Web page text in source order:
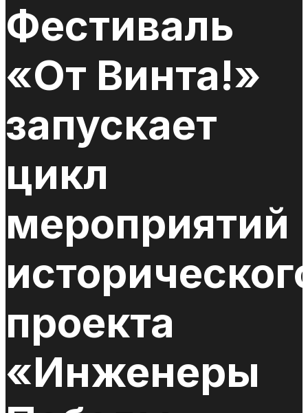
Фестиваль
«От Винта!»
запускает
цикл
мероприятий
проекта
«Инженеры